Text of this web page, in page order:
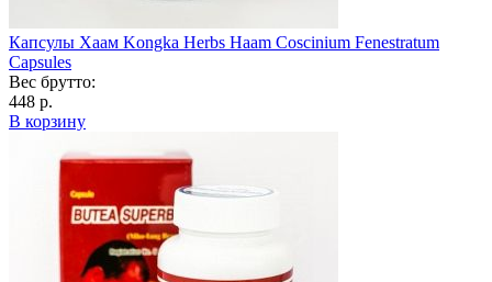
Капсулы Хаам Kongka Herbs Haam Coscinium Fenestratum
Capsules
Вес брутто:
448 р.
В корзину